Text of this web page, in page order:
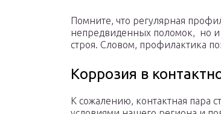
Помните, что регулярная
непредвиденных поломок, но и
строя. Словом, профилактика
Коррозия в
К сожалению, контактная пара